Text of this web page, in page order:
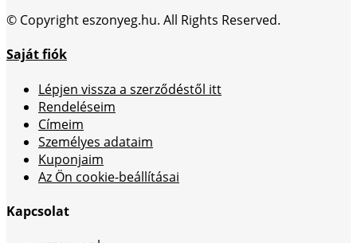
© Copyright eszonyeg.hu. All Rights Reserved.
Saját fiók
Lépjen vissza a szerződéstől itt
Rendeléseim
Címeim
Személyes adataim
Kuponjaim
Az Ön cookie-beállításai
Kapcsolat